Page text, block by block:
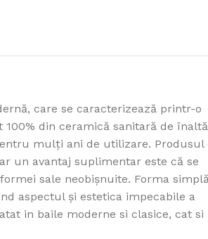
care se caracterizează printr-o
din ceramică sanitară de înaltă
mulți ani de utilizare. Produsul
un avantaj suplimentar este că se
sale neobișnuite. Forma
aspectul și estetica impecabile a
in baile moderne si clasice, cat si